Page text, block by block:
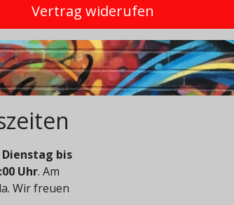
Vertrag widerufen
Dienstag bis
Uhr. Am
Wir freuen